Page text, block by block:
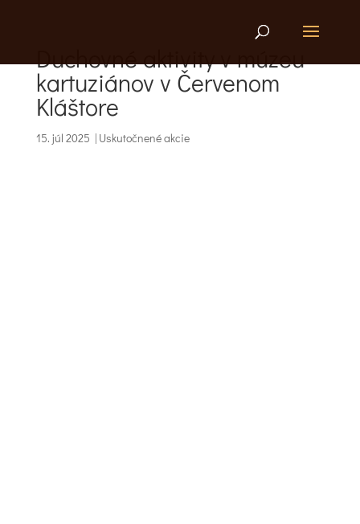
Duchovné aktivity v múzeu
kartuziánov v Červenom
Kláštore
15. júl 2025 | Uskutočnené akcie